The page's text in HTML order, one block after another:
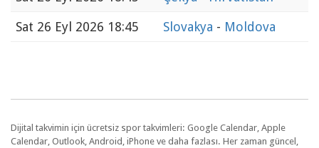
Sat 26 Eyl 2026 18:45 Slovakya - Moldova
Dijital takvimin için ücretsiz spor takvimleri: Google Calendar, Apple
Calendar, Outlook, Android, iPhone ve daha fazlası. Her zaman güncel,